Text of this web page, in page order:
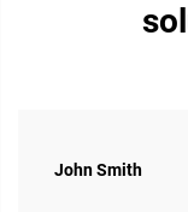
John Smith